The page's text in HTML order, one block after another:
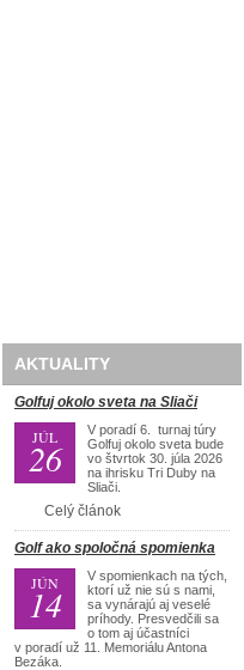
AKTUALITY
Golfuj okolo sveta na Sliači
JÚL
26
V poradí 6. turnaj túry
Golfuj okolo sveta bude
vo štvrtok 30. júla 2026
na ihrisku Tri Duby na
Sliači.
Celý článok
Golf ako spoločná spomienka
JÚN
14
V spomienkach na tých,
ktorí už nie sú s nami,
sa vynárajú aj veselé
príhody. Presvedčili sa
o tom aj účastníci
v poradí už 11. Memoriálu Antona
Bezáka.